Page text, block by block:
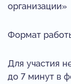
организации»
Формат
Для участия
до 7 минут в